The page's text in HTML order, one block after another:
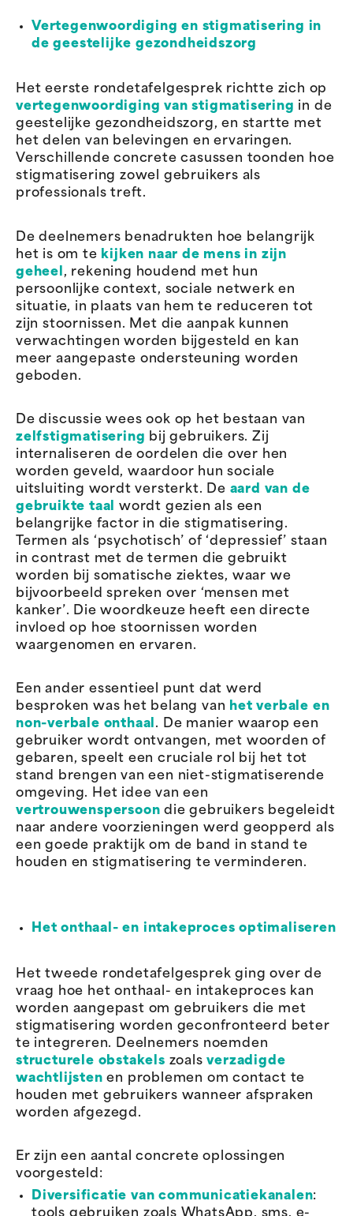
Vertegenwoordiging en stigmatisering in
de geestelijke gezondheidszorg
Het eerste rondetafelgesprek richtte zich op
vertegenwoordiging van stigmatisering in de
geestelijke gezondheidszorg, en startte met
het delen van belevingen en ervaringen.
Verschillende concrete casussen toonden hoe
stigmatisering zowel gebruikers als
professionals treft.
De deelnemers benadrukten hoe belangrijk
het is om te kijken naar de mens in zijn
geheel , rekening houdend met hun
persoonlijke context, sociale netwerk en
situatie, in plaats van hem te reduceren tot
zijn stoornissen. Met die aanpak kunnen
verwachtingen worden bijgesteld en kan
meer aangepaste ondersteuning worden
geboden.
De discussie wees ook op het bestaan van
zelfstigmatisering bij gebruikers. Zij
internaliseren de oordelen die over hen
worden geveld, waardoor hun sociale
uitsluiting wordt versterkt. De aard van de
gebruikte taal
wordt gezien als een
belangrijke factor in die stigmatisering.
Termen als ‘psychotisch’ of ‘depressief’ staan
in contrast met de termen die gebruikt
worden bij somatische ziektes, waar we
bijvoorbeeld spreken over ‘mensen met
kanker’. Die woordkeuze heeft een directe
invloed op hoe stoornissen worden
waargenomen en ervaren.
Een ander essentieel punt dat werd
besproken was het belang van het verbale en
non-verbale onthaal . De manier waarop een
gebruiker wordt ontvangen, met woorden of
gebaren, speelt een cruciale rol bij het tot
stand brengen van een niet-stigmatiserende
omgeving. Het idee van een
vertrouwenspersoon die gebruikers begeleidt
naar andere voorzieningen werd geopperd als
een goede praktijk om de band in stand te
houden en stigmatisering te verminderen.
Het onthaal- en intakeproces optimaliseren
Het tweede rondetafelgesprek ging over de
vraag hoe het onthaal- en intakeproces kan
worden aangepast om gebruikers die met
stigmatisering worden geconfronteerd beter
te integreren. Deelnemers noemden
structurele obstakels zoalsverzadigde
wachtlijsten en problemen om contact te
houden met gebruikers wanneer afspraken
worden afgezegd.
Er zijn een aantal concrete oplossingen
voorgesteld:
Diversificatie van communicatiekanalen: